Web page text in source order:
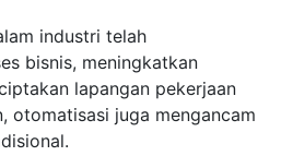
industri telah
bisnis, meningkatkan
lapangan pekerjaan
otomatisasi juga mengancam